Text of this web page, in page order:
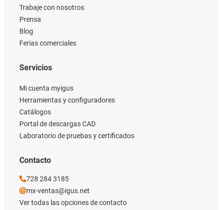
Trabaje con nosotros
Prensa
Blog
Ferias comerciales
Servicios
Mi cuenta myigus
Herramientas y configuradores
Catálogos
Portal de descargas CAD
Laboratorio de pruebas y certificados
Contacto
728 284 3185
mx-ventas@igus.net
Ver todas las opciones de contacto